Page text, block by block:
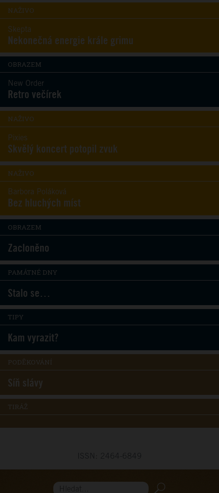
NAŽIVO
Skepta
Nekonečná energie krále grimu
OBRAZEM
New Order
Retro večírek
NAŽIVO
Pixies
Skvělý koncert potopil zvuk
NAŽIVO
Barbora Poláková
Bez hluchých míst
OBRAZEM
Zacloněno
PAMÁTNÉ DNY
Stalo se…
TIPY
Kam vyrazit?
PODĚKOVÁNÍ
Síň slávy
TIRÁŽ